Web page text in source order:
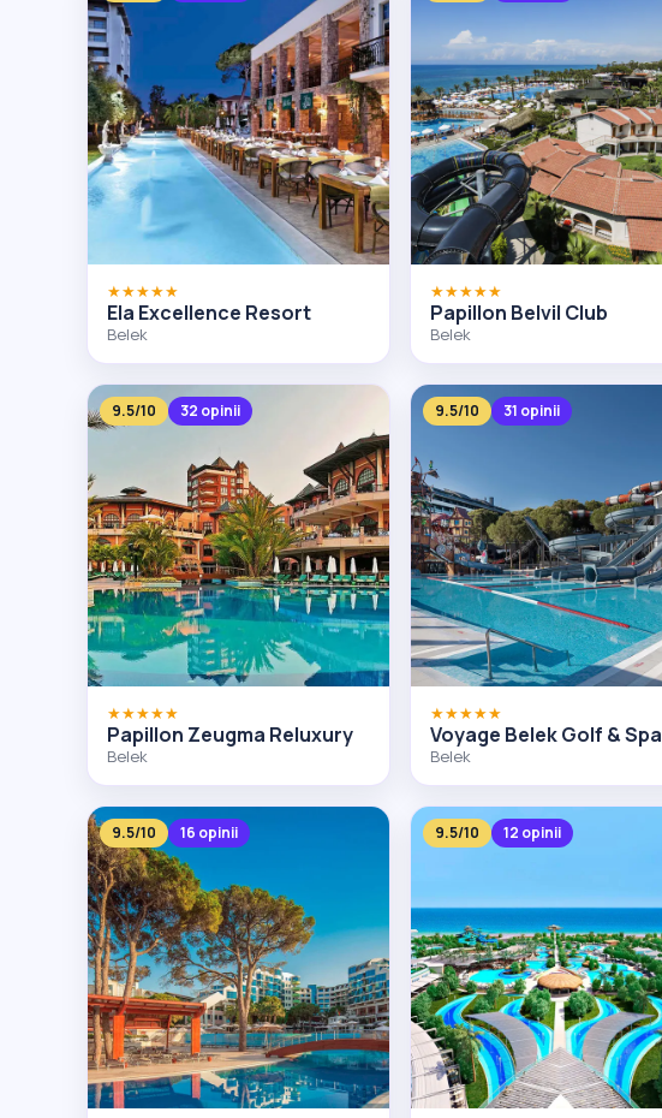
★★★★★
Ela Excellence Resort
Belek
★★★★★
Papillon Belvil Club
Belek
9.5/10 32 opinii
★★★★★
Papillon Zeugma Reluxury
Belek
9.5/10 31 opinii
★★★★★
Voyage Belek Golf & Spa
Belek
9.5/10 16 opinii 9.5/10 12 opinii